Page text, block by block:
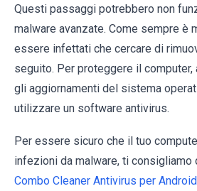
Questi passaggi potrebbero non
malware avanzate. Come sempre è
essere infettati che cercare di
seguito. Per proteggere il
gli aggiornamenti del sistema
utilizzare un software antivirus.
Per essere sicuro che il tuo
infezioni da malware, ti consigliamo
Combo Cleaner Antivirus per Android